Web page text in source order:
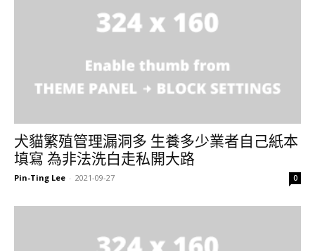
犬貓繁殖管理漏洞多 生養多少業者自己紙本
填寫 為非法洗白走私開大路
Pin-Ting Lee - 2021-09-27 0